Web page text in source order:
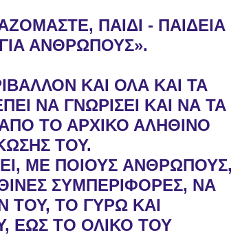
ΠΑΙΔΙ - ΠΑΙΔΕΙΑ
ΑΝΘΡΩΠΟΥΣ».
ΚΑΙ ΟΛΑ ΚΑΙ ΤΑ
ΝΑ ΓΝΩΡΙΣΕΙ ΚΑΙ ΝΑ ΤΑ
ΤΟ ΑΡΧΙΚΟ ΑΛΗΘΙΝΟ
ΤΟΥ.
ΜΕ ΠΟΙΟΥΣ ΑΝΘΡΩΠΟΥΣ,
ΣΥΜΠΕΡΙΦΟΡΕΣ, ΝΑ
ΤΟΥ, ΤΟ ΓΥΡΩ ΚΑΙ
ΕΩΣ ΤΟ ΟΛΙΚΟ ΤΟΥ